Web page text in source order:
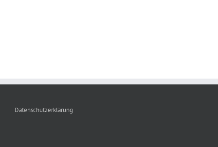
Datenschutzerklärung